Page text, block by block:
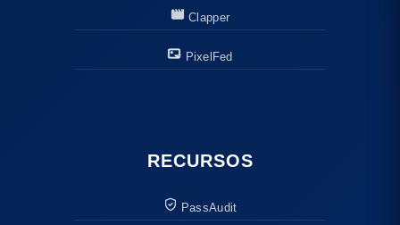
Clapper
PixelFed
RECURSOS
PassAudit